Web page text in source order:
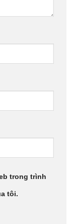
trong trình
tôi.